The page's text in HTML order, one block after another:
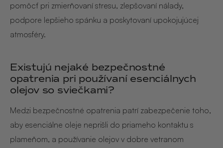
pomôcť pri zmierňovaní stresu, zlepšovaní nálady,
podpore lepšieho spánku a poskytovaní upokojujúcej
atmosféry.
Existujú nejaké bezpečnostné
opatrenia pri používaní esenciálnych
olejov so sviečkami?
Medzi bezpečnostné opatrenia patrí zabezpečenie toho,
aby esenciálne oleje neprišli do priameho kontaktu s
plameňom, a používanie olejov v dobre vetranom